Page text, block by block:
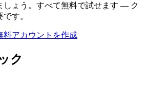
しょう。すべて無料で試せます — ク
す。
料アカウントを作成
ク